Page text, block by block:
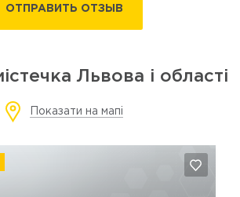
ОТПРАВИТЬ ОТЗЫВ
Львова і області
Показати на мапі